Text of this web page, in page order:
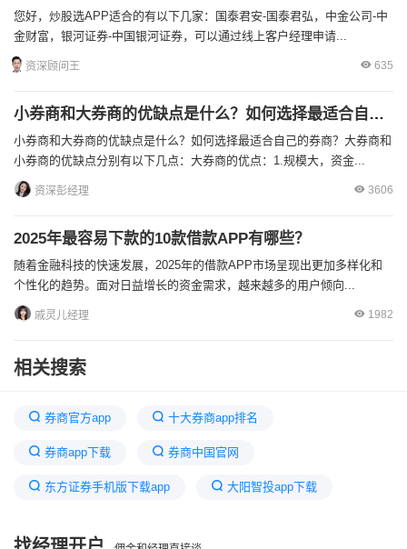
您好，炒股选APP适合的有以下几家：国泰君安-国泰君弘，中金公司-中
金财富，银河证券-中国银河证券，可以通过线上客户经理申请...
资深顾问王 635
小券商和大券商的优缺点是什么？如何选择最适合自己的券商？
小券商和大券商的优缺点是什么？如何选择最适合自己的券商？大券商和
小券商的优缺点分别有以下几点：大券商的优点：1.规模大，资金...
资深彭经理 3606
2025年最容易下款的10款借款APP有哪些？
随着金融科技的快速发展，2025年的借款APP市场呈现出更加多样化和
个性化的趋势。面对日益增长的资金需求，越来越多的用户倾向...
戚灵儿经理 1982
相关搜索
券商官方app 十大券商app排名
券商app下载 券商中国官网
东方证券手机版下载app 大阳智投app下载